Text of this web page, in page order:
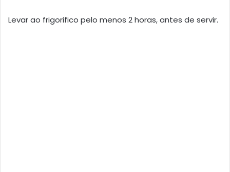
Levar ao frigorifico pelo menos 2 horas, antes de servir.